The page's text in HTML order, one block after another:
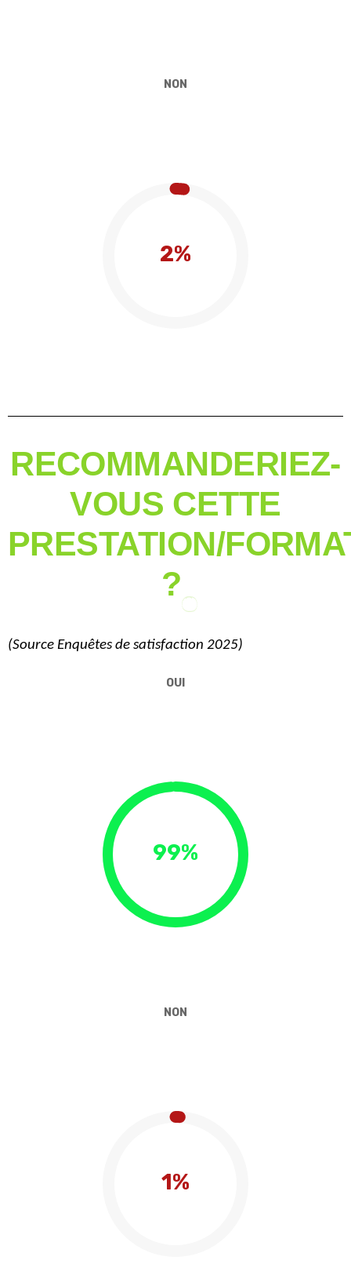
NON
2%
RECOMMANDERIEZ-
VOUS CETTE
PRESTATION/
?
(Source Enquêtes de satisfaction 2025)
OUI
99%
NON
1%